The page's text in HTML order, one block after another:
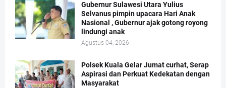
Gubernur Sulawesi Utara Yulius
Selvanus pimpin upacara Hari Anak
Nasional , Gubernur ajak gotong royong
lindungi anak
Agustus 04, 2026
Polsek Kuala Gelar Jumat curhat, Serap
Aspirasi dan Perkuat Kedekatan dengan
Masyarakat